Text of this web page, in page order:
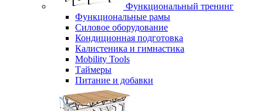
Функциональный тренинг
Функциональные рамы
Силовое оборудование
Кондиционная подготовка
Калистеника и гимнастика
Mobility Tools
Таймеры
Питание и добавки